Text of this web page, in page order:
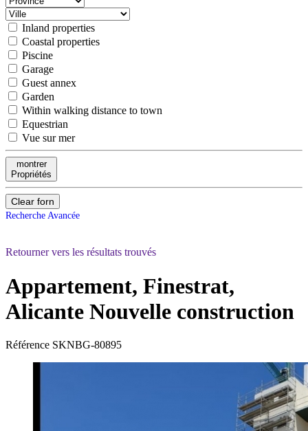
Inland properties
Coastal properties
Piscine
Garage
Guest annex
Garden
Within walking distance to town
Equestrian
Vue sur mer
montrer
Propriétés
Clear forn
Recherche Avancée
Retourner vers les résultats trouvés
Appartement, Finestrat,
Alicante Nouvelle construction
Référence SKNBG-80895